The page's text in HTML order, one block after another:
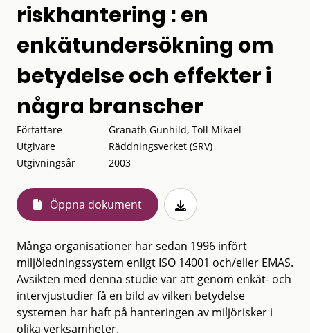
riskhantering : en
enkätundersökning om
betydelse och effekter i
några branscher
Författare
Granath Gunhild, Toll Mikael
Utgivare
Räddningsverket (SRV)
Utgivningsår
2003
Öppna dokument
Många organisationer har sedan 1996 infört
miljöledningssystem enligt ISO 14001 och/eller EMAS.
Avsikten med denna studie var att genom enkät- och
intervjustudier få en bild av vilken betydelse
systemen har haft på hanteringen av miljörisker i
olika verksamheter.